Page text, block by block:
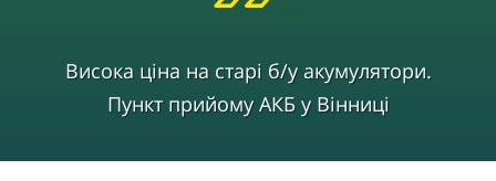
Висока ціна на старі б/у акумулятори.
Пункт прийому АКБ у Вінниці